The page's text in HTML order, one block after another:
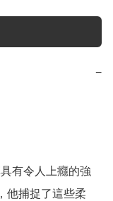
−
有令人上癮的強
他捕捉了這些柔